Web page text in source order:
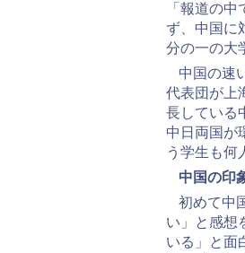
「報道の
ず、中国に
分の一の大
中国の速
代表団が上
長している
中日両国が
う学生も何
中国の印
初めて中
い」と感想
いる」と面